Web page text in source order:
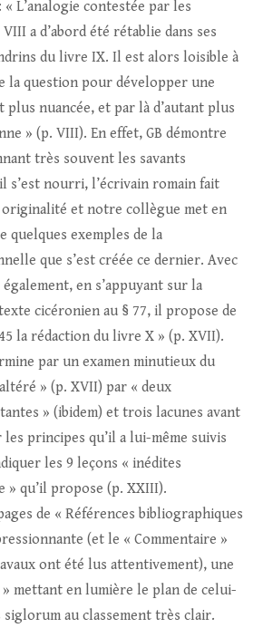
L’analogie contestée par les
a d’abord été rétablie dans ses
du livre IX. Il est alors loisible à
la question pour développer une
nuancée, et par là d’autant plus
» (p. VIII). En effet, GB démontre
très souvent les savants
s’est nourri, l’écrivain romain fait
originalité et notre collègue met en
quelques exemples de la
que s’est créée ce dernier. Avec
en s’appuyant sur la
cicéronien au § 77, il propose de
la rédaction du livre X » (p. XVII).
par un examen minutieux du
» (p. XVII) par « deux
» (ibidem) et trois lacunes avant
principes qu’il a lui-même suivis
les 9 leçons « inédites
» qu’il propose (p. XXIII).
de « Références bibliographiques
(et le « Commentaire »
ont été lus attentivement), une
mettant en lumière le plan de celui-
siglorum au classement très clair.